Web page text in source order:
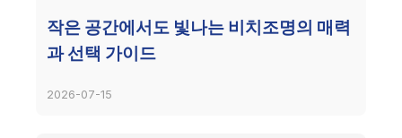
작은 공간에서도 빛나는 비치조명의 매력
과 선택 가이드
2026-07-15